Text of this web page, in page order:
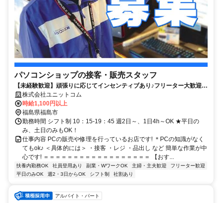
パソコンショップの接客・販売スタッフ
【未経験歓迎】頑張りに応じてインセンティブあり♪フリーター大歓迎！
正社員登用あり
株式会社ユニットコム
時給1,100円以上
福島県福島市
勤務時間 シフト制 10：15-19：45 週2日～、1日4h～OK ★平日の
み、土日のみもOK！
仕事内容 PCの販売や修理を行っているお店です! ＊PCの知識がなく
てもok♪ ＜具体的には＞ ・接客 ・レジ ・品出し など 簡単な作業が中
心です! ＝＝＝＝＝＝＝＝＝＝＝＝＝＝＝＝＝＝ 【おす...
扶養内勤務OK 社員登用あり 副業・WワークOK 主婦・主夫歓迎
フリーター歓迎
平日のみOK
週2・3日からOK シフト制 社割あり
アルバイト・パート